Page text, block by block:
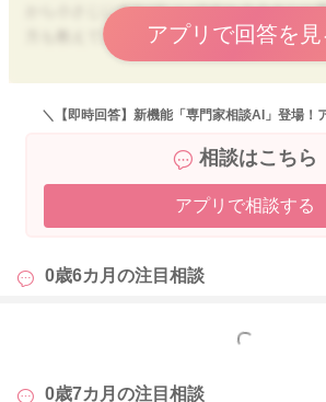
から小さじにすればいいですか？小さじに
方も教えていただきたいです。
⇒最初は耳かき1杯→2杯と耳かき単位で増
さじ1杯程食べられるようになったら、次
・週に何日ぐらいあげてもいいでしょうか
てあげてもいいのか2日ほどあけたほうが
⇒新しい食材は3～4日連続で食べさせて、
ップして、小児科を受診し今後の進め方の
アプリで回答を見
＼【即時回答】新機能「専門家相談AI」登場！
相談はこちら
アプリで相談する
0歳6カ月の注目相談
もっと見る
0歳7カ月の注目相談